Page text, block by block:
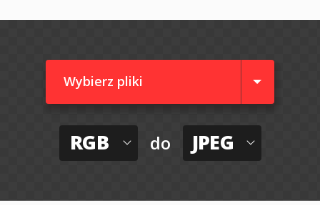
Wybierz pliki
RGB do JPEG